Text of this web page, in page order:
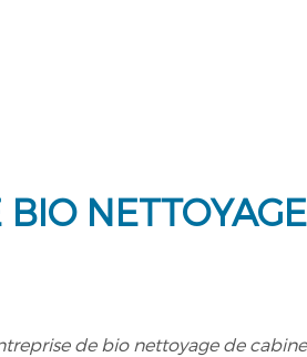
BIO
de bio nettoyage de